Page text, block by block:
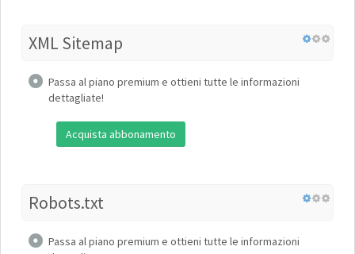
XML Sitemap
Passa al piano premium e ottieni tutte le informazioni
dettagliate!
Acquista abbonamento
Robots.txt
Passa al piano premium e ottieni tutte le informazioni